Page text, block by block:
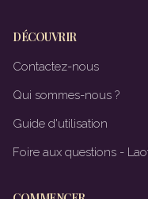
DÉCOUVRIR
Contactez-nous
Qui sommes-nous ?
Guide d'utilisation
Foire aux questions -